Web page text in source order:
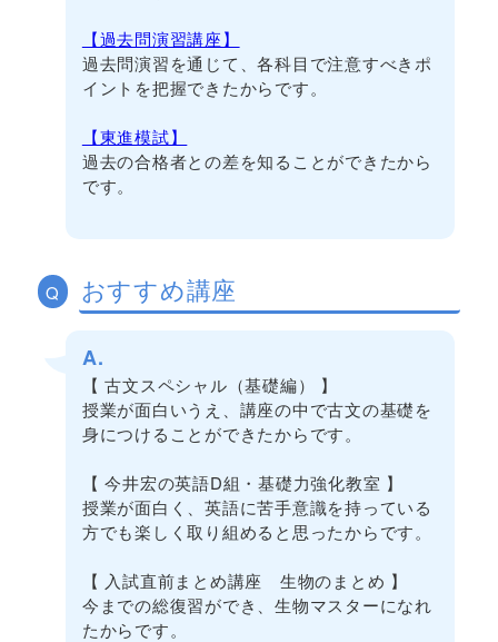
【過去問演習講座】
過去問演習を通じて、各科目で注意すべきポ
イントを把握できたからです。
【東進模試】
過去の合格者との差を知ることができたから
です。
Q おすすめ講座
A.
【 古文スペシャル（基礎編） 】
授業が面白いうえ、講座の中で古文の基礎を
身につけることができたからです。
【 今井宏の英語D組・基礎力強化教室 】
授業が面白く、英語に苦手意識を持っている
方でも楽しく取り組めると思ったからです。
【 入試直前まとめ講座 生物のまとめ 】
今までの総復習ができ、生物マスターになれ
たからです。